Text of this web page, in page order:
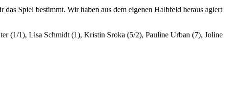
Spiel bestimmt. Wir haben aus dem eigenen Halbfeld heraus agiert
(1/1), Lisa Schmidt (1), Kristin Sroka (5/2), Pauline Urban (7), Joline